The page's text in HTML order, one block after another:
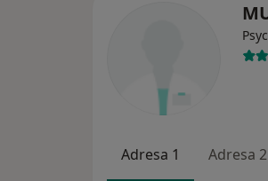
Adresa 1 Adresa 2